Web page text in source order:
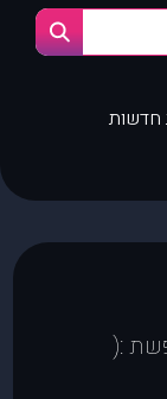
חדשות
:(